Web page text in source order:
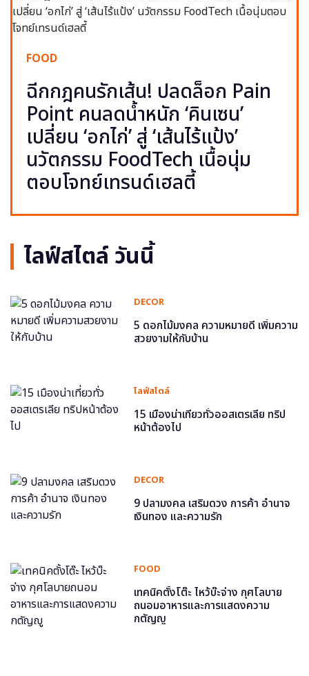
FOOD
ฉีกกฎคนรักเส้น! ปลดล็อก Pain
Point คนลดน้ำหนัก ‘คินเซน’
เปลี่ยน ‘อกไก่’ สู่ ‘เส้นไร้แป้ง’
นวัตกรรม FoodTech เนื้อนุ่ม
ตอบโจทย์เทรนด์เฮลตี้
ไลฟ์สไตล์ วันนี้
DECOR
5 ดอกไม้มงคล ความหมายดี เพิ่มความ
สวยงามให้กับบ้าน
ไลฟ์สไตล์
15 เมืองน่าเที่ยวทั่วออสเตรเลีย ทริป
หน้าต้องไป
DECOR
9 ปลามงคล เสริมดวง การค้า อำนาจ
เงินทอง และความรัก
FOOD
เทคนิคตั้งโต๊ะ ไหว้บ๊ะจ่าง กุศโลบาย
ถนอมอาหารและการแสดงความ
กตัญญู